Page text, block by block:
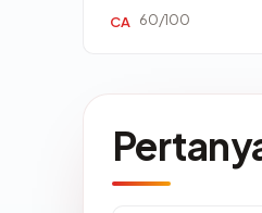
CA 60/100